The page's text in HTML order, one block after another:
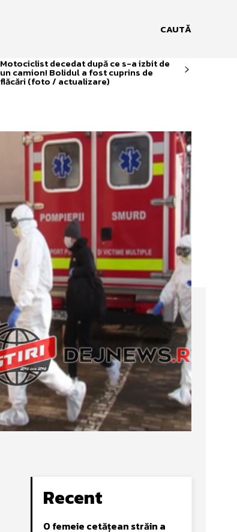
CAUTĂ
Motociclist decedat după ce s-a izbit de
un camion! Bolidul a fost cuprins de
flăcări (foto / actualizare)
Recent
O femeie cetățean străin a